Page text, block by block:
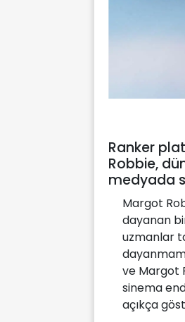
Ranker
Robbie,
medyada
Margot
dayanan
uzmanlar
ve Margot
sinema
açıkça